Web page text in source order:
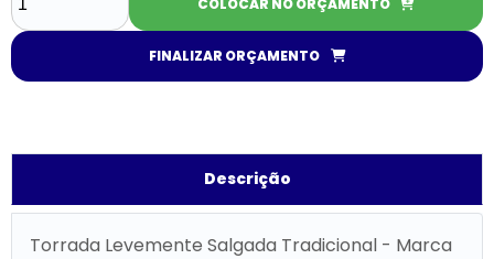
COLOCAR NO ORÇAMENTO
FINALIZAR ORÇAMENTO
Descrição
Torrada Levemente Salgada Tradicional - Marca